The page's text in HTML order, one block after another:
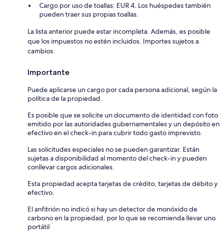
Cargo por uso de toallas: EUR 4. Los huéspedes también
pueden traer sus propias toallas.
La lista anterior puede estar incompleta. Además, es posible
que los impuestos no estén incluidos. Importes sujetos a
cambios.
Importante
Puede aplicarse un cargo por cada persona adicional, según la
política de la propiedad.
Es posible que se solicite un documento de identidad con foto
emitido por las autoridades gubernamentales y un depósito en
efectivo en el check-in para cubrir todo gasto imprevisto.
Las solicitudes especiales no se pueden garantizar. Están
sujetas a disponibilidad al momento del check-in y pueden
conllevar cargos adicionales.
Esta propiedad acepta tarjetas de crédito, tarjetas de débito y
efectivo.
El anfitrión no indicó si hay un detector de monóxido de
carbono en la propiedad, por lo que se recomienda llevar uno
portátil